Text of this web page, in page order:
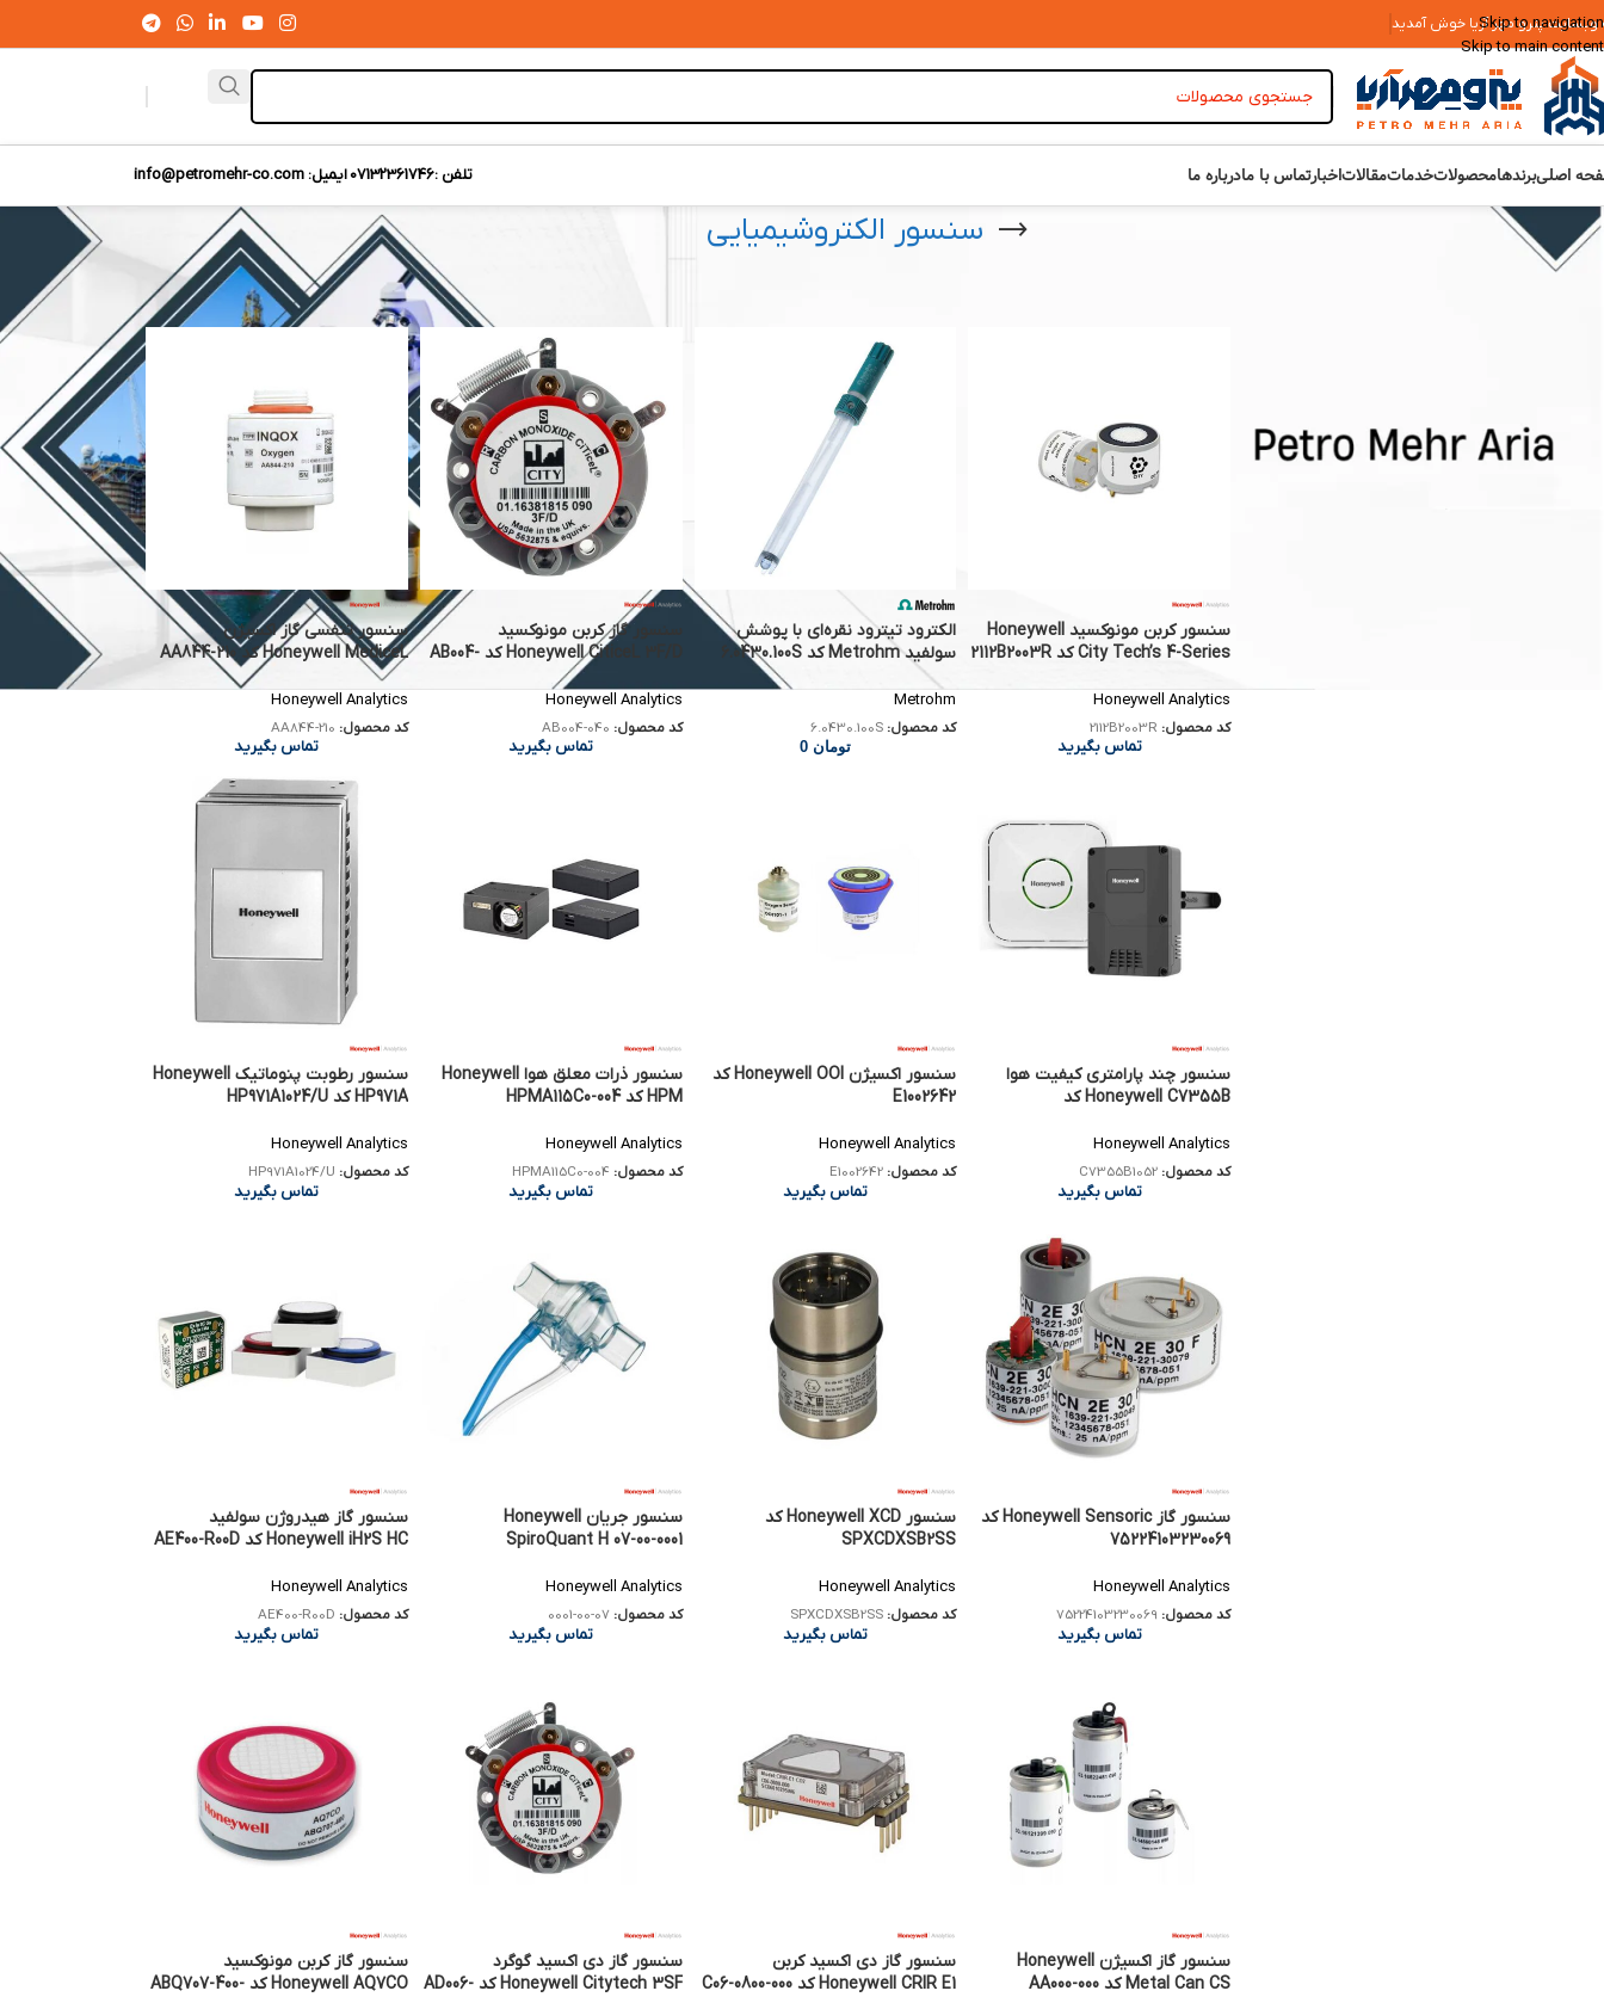
Skip to navigation
Skip to main content
وبسایت پترو مهر آریا خوش آمدید
اصلیبرندهامحصولاتخدماتمقالاتاخبارتماس با مادرباره ما تلفن :07132361746 ایمیل: info@petromehr-co.com
سنسور الکتروشیمیایی
TOP RATED PRODUCTS
استاندارد چگالی آب خالص محصول
Paragon Scientific کد ALK-DEN-
سنسور کربن مونوکسید Honeywell
City Tech’s 4-Series کد 2112B2003R
Honeywell Analytics
کد محصول: 2112B2003R
تماس بگیرید
الکترود تیترود نقره‌ای با پوشش
سولفید Metrohm کد 6.0430.100S
Metrohm
کد محصول: 6.0430.100S
تومان 0
سنسور گاز کربن مونوکسید
Honeywell CiticeL 3F/D کد AB004-
Honeywell Analytics
کد محصول: AB004-040
تماس بگیرید
سنسور تنفسی گاز اکسیژن
Honeywell MediceL کد AA844-210
Honeywell Analytics
کد محصول: AA844-210
تماس بگیرید
سنسور چند پارامتری کیفیت هوا
Honeywell C7355B کد
Honeywell Analytics
کد محصول: C7355B1052
تماس بگیرید
سنسور اکسیژن Honeywell OOI کد
E1002642
Honeywell Analytics
کد محصول: E1002642
تماس بگیرید
سنسور ذرات معلق هوا Honeywell
HPM کد HPMA115C0-004
Honeywell Analytics
کد محصول: HPMA115C0-004
تماس بگیرید
سنسور رطوبت پنوماتیک Honeywell
HP971A کد HP971A1024/U
Honeywell Analytics
کد محصول: HP971A1024/U
تماس بگیرید
سنسور گاز Honeywell Sensoric کد
75224103230069
Honeywell Analytics
کد محصول: 75224103230069
تماس بگیرید
سنسور Honeywell XCD کد
SPXCDXSB2SS
Honeywell Analytics
کد محصول: SPXCDXSB2SS
تماس بگیرید
سنسور جریان Honeywell
SpiroQuant H 07-00-0001
Honeywell Analytics
کد محصول:07-00-0001
تماس بگیرید
سنسور گاز هیدروژن سولفید
Honeywell iH2S HC کد AE400-R00D
Honeywell Analytics
کد محصول: AE400-R00D
تماس بگیرید
سنسور گاز اکسیژن Honeywell
Metal Can CS کد AA000-000
سنسور گاز دی اکسید کربن
Honeywell CRIR E1 کد C06-0800-000
سنسور گاز دی اکسید گوگرد
Honeywell Citytech 3SF کد AD006-
سنسور گاز کربن مونوکسید
Honeywell AQ7CO کد ABQ707-400-